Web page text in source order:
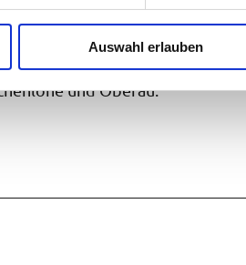
Auswahl erlauben
und Oberau.